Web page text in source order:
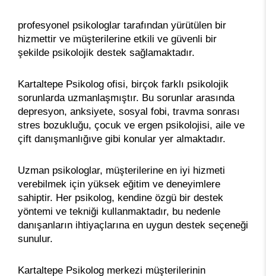
profesyonel psikologlar tarafından yürütülen bir
hizmettir ve müşterilerine etkili ve güvenli bir
şekilde psikolojik destek sağlamaktadır.
Kartaltepe Psikolog ofisi, birçok farklı psikolojik
sorunlarda uzmanlaşmıştır. Bu sorunlar arasında
depresyon, anksiyete, sosyal fobi, travma sonrası
stres bozukluğu, çocuk ve ergen psikolojisi, aile ve
çift danışmanlığıve gibi konular yer almaktadır.
Uzman psikologlar, müşterilerine en iyi hizmeti
verebilmek için yüksek eğitim ve deneyimlere
sahiptir. Her psikolog, kendine özgü bir destek
yöntemi ve tekniği kullanmaktadır, bu nedenle
danışanların ihtiyaçlarına en uygun destek seçeneği
sunulur.
Kartaltepe Psikolog merkezi müşterilerinin